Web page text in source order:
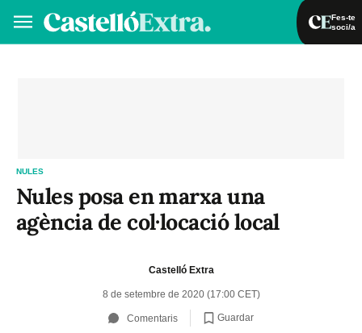
Fes-te
soci/a
NULES
Nules posa en marxa una
agència de col·locació local
Castelló Extra
8 de setembre de 2020 (17:00 CET)
Comentaris Guardar